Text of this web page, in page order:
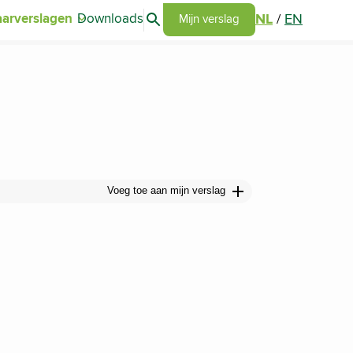
Downloads Search articles
Go to my report page
Mijn verslag NL / EN
Voeg toe aan mijn verslag